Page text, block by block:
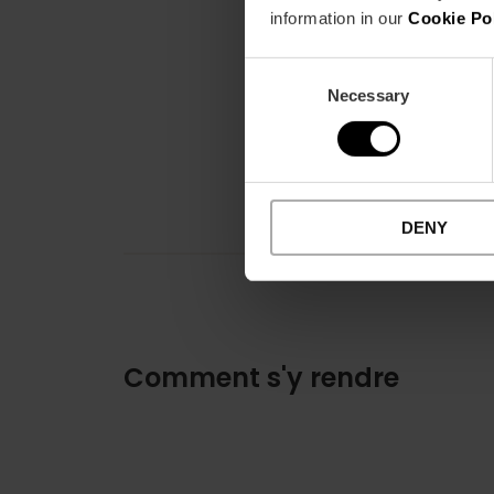
information in our Cookie
Necessary
DENY
Comment s'y rendre